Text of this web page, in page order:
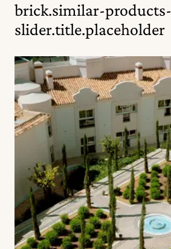
brick.similar-products-
slider.title.placeholder